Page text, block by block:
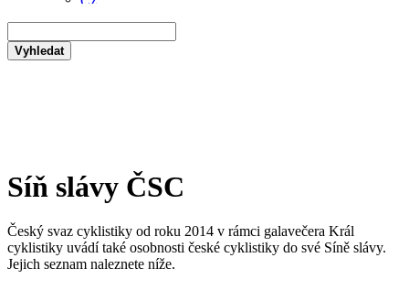
Vyhledat
Síň slávy ČSC
Český svaz cyklistiky od roku 2014 v rámci galavečera Král
cyklistiky uvádí také osobnosti české cyklistiky do své Síně slávy.
Jejich seznam naleznete níže.